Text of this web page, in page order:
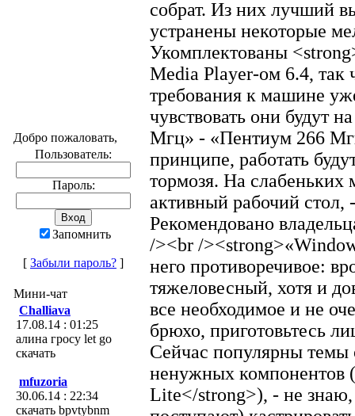
Добро пожаловать,
Пользователь:
Пароль:
Запомнить
[ Забыли пароль? ]
Мини-чат
Challiava
17.08.14 : 01:25
алина гросу let go
скачать
mfuzoria
30.06.14 : 22:34
скачать bpvtybnm
собрат. Из них лучший
устранены некоторые
Укомплектованы
Media Player-ом 6.4, так
требования к машине
чувствовать они будут
Мгц» - «Пентиум 266
принципе, работать
тормозя. На слабеньких
активный рабочий стол,
Рекомендовано
/><br /
него противоречивое:
тяжеловесный, хотя и
все необходимое и не
брюхо, приготовьтесь
Сейчас популярны темы
ненужных компонентов
Lite</strong>), - не